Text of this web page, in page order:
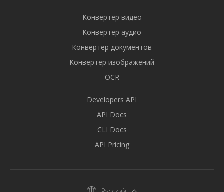
Конвертер видео
Конвертер аудио
Конвертер документов
Конвертер изображений
OCR
Developers API
API Docs
CLI Docs
API Pricing